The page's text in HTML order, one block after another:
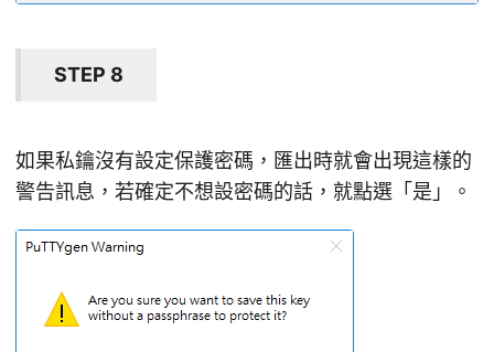
STEP 8
如果私鑰沒有設定保護密碼，匯出時就會出現這樣的
警告訊息，若確定不想設密碼的話，就點選「是」。